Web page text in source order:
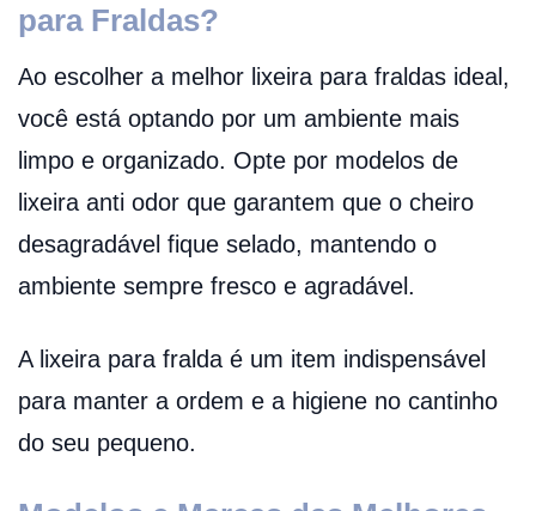
para Fraldas?
Ao escolher a melhor lixeira para fraldas ideal,
você está optando por um ambiente mais
limpo e organizado. Opte por modelos de
lixeira anti odor que garantem que o cheiro
desagradável fique selado, mantendo o
ambiente sempre fresco e agradável.
A lixeira para fralda é um item indispensável
para manter a ordem e a higiene no cantinho
do seu pequeno.